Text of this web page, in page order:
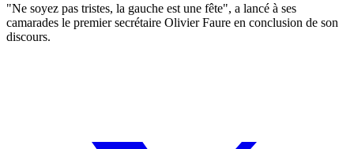
"Ne soyez pas tristes, la gauche est une fête", a lancé à ses
camarades le premier secrétaire Olivier Faure en conclusion de son
discours.